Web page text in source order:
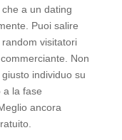
a un dating
Puoi salire
visitatori
Non
individuo su
a la fase
ancora